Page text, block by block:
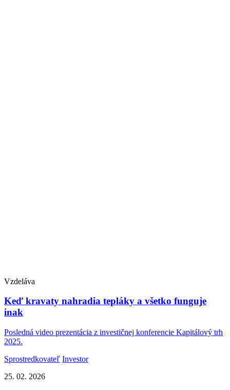
Vzdeláva
Keď kravaty nahradia tepláky a všetko funguje
inak
Posledná video prezentácia z investičnej konferencie Kapitálový trh
2025.
Sprostredkovateľ Investor
25. 02. 2026